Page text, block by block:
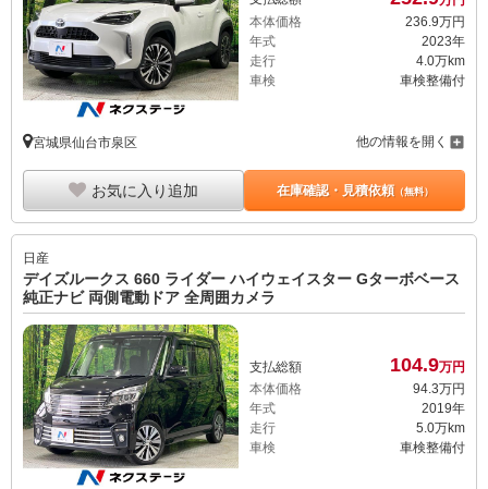
本体価格
236. 9万円
年式
2023年
走行
4.0万km
車検
車検整備付
宮城県仙台市泉区 他の情報を開く
お気に入り追加 在庫確認・見積依頼（無料）
日産
デイズルークス 660 ライダー ハイウェイスター Gターボベース
純正ナビ 両側電動ドア 全周囲カメラ
支払総額 104.9万円
本体価格
94.3万円
年式
2019年
走行
5.0万km
車検
車検整備付